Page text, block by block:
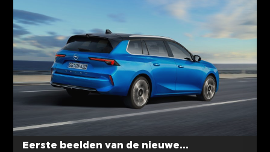
Eerste beelden van de nieuwe...